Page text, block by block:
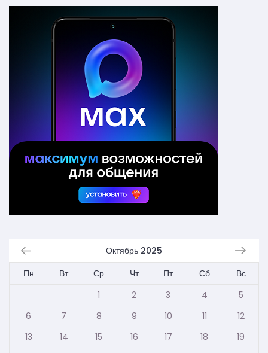
Октябрь 2025
Пн
Вт Ср Чт Пт Сб
Вс
1
2 3 4
5
6
7 8 9 10 11
12
13
14 15 16 17 18
19